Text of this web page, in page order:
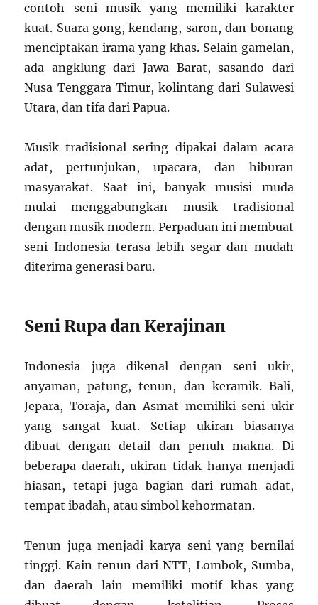
contoh seni musik yang memiliki karakter
kuat. Suara gong, kendang, saron, dan bonang
menciptakan irama yang khas. Selain gamelan,
ada angklung dari Jawa Barat, sasando dari
Nusa Tenggara Timur, kolintang dari Sulawesi
Utara, dan tifa dari Papua.
Musik tradisional sering dipakai dalam acara
adat, pertunjukan, upacara, dan hiburan
masyarakat. Saat ini, banyak musisi muda
mulai menggabungkan musik tradisional
dengan musik modern. Perpaduan ini membuat
seni Indonesia terasa lebih segar dan mudah
diterima generasi baru.
Seni Rupa dan Kerajinan
Indonesia juga dikenal dengan seni ukir,
anyaman, patung, tenun, dan keramik. Bali,
Jepara, Toraja, dan Asmat memiliki seni ukir
yang sangat kuat. Setiap ukiran biasanya
dibuat dengan detail dan penuh makna. Di
beberapa daerah, ukiran tidak hanya menjadi
hiasan, tetapi juga bagian dari rumah adat,
tempat ibadah, atau simbol kehormatan.
Tenun juga menjadi karya seni yang bernilai
tinggi. Kain tenun dari NTT, Lombok, Sumba,
dan daerah lain memiliki motif khas yang